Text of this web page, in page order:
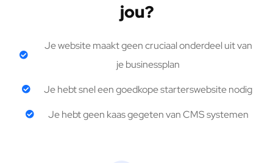
jou?
Je website maakt geen cruciaal onderdeel uit van
je businessplan
Je hebt snel een goedkope starterswebsite nodig
Je hebt geen kaas gegeten van CMS systemen